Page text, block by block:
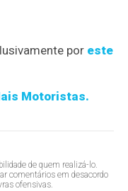
por este
Motoristas.
de quem realizá-lo.
comentários em desacordo
ofensivas.